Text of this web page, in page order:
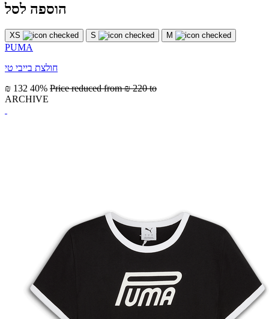
הוספה לסל
XS S M
PUMA
חולצת בייבי טי
₪ 132 40% Price reduced from₪ 220 to
ARCHIVE